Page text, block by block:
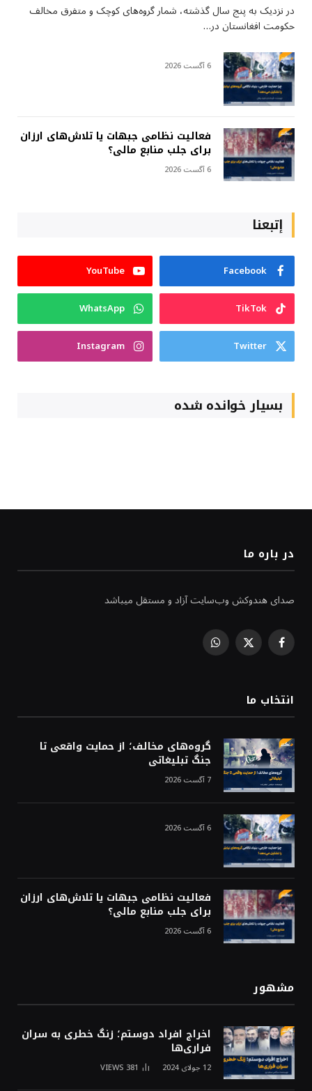
در نزدیک به پنج سال گذشته، شمار گروه‌های کوچک و متفرق مخالف
حکومت افغانستان در…
6 آگست 2026
فعالیت نظامی جبهات یا تلاش‌های ارزان
برای جلب منابع مالی؟
6 آگست 2026
إتبعنا
Facebook
YouTube
TikTok
WhatsApp
Twitter
Instagram
بسیار خوانده شده
در باره ما
صدای هندوکش وب‌سایت آزاد و مستقل میباشد
Facebook
X
WhatsApp
انتخاب ما
گروه‌های مخالف؛ از حمایت واقعی تا
جنگ تبلیغاتی
7 آگست 2026
6 آگست 2026
فعالیت نظامی جبهات یا تلاش‌های ارزان
برای جلب منابع مالی؟
6 آگست 2026
مشهور
اخراج افراد دوستم؛ زنگ خطری به سران
فراری‌ها
12 جولای 2024 381
VIEWS